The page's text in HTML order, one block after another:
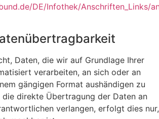
DE/Infothek/Anschriften_Links/
Daten, die wir auf Grundlage Ihrer
verarbeiten, an sich oder an
gängigen Format aushändigen zu
die direkte Übertragung der Daten an
verlangen, erfolgt dies nur,